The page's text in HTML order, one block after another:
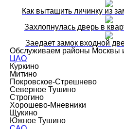
Как вытащить личинку из
Захлопнулась дверь в
Заедает замок входной
Обслуживаем районы Москвы
ЦАО
Куркино
Митино
Покровское-Стрешнево
Северное Тушино
Строгино
Хорошево-Мневники
Щукино
Южное Тушино